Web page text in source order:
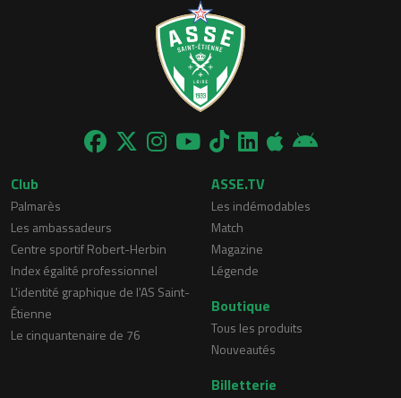
Club
Palmarès
Les ambassadeurs
Centre sportif Robert-Herbin
Index égalité professionnel
L'identité graphique de l'AS Saint-
Étienne
Le cinquantenaire de 76
ASSE.TV
Les indémodables
Match
Magazine
Légende
Boutique
Tous les produits
Nouveautés
Billetterie